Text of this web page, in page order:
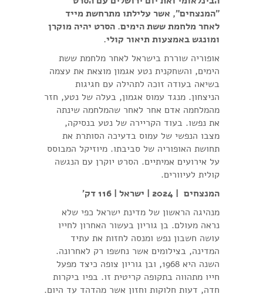
"המנצחים", אשר עלילתו מתרחשת מייד
לאחר מלחמת ששת הימים. הסרט יהיה מוקרן
ומונגש באמצעות תיאור קולי.
אופוריה שוררת בישראל לאחר מלחמת ששת
הימים, והשחקנית נטע אגמון מוצאת את עצמה
בשיאה בעודה זוכה לתהילה עם חגיגות
הניצחון. מנגד עמוס אגמון, בעלה של נטע, חזר
מהמלחמה אדם אחר לאחר שהמלחמה שינתה
את נפשו. בעוד הקריירה של נטע בנסיקה,
מצבו הנפשי של עמוס בדעיכה הסותרת את
תחושת האופוריה של סביבתו. מיוזיקל המבוסס
על אירועים אמיתיים. הסרט יוקרן עם הנגשה
קולית לעיוורים.
המנצחים | 2024 | ישראל | 116 דק'
מנהיגה הראשון של מדינת ישראל כפי שלא
נראה מעולם. בן גוריון בעשור האחרון לחייו
עושה חשבון נפש ומנסה לחזות את עתיד
המדינה, בצילומים אשר נחשפו רק לאחרונה.
השנה היא 1968, ובן גוריון צופה כיצד מפעל
חייו מתהווה בתקופה קריטית זו. בפיו ביקרות
חדה, דעות חלוקות וחזון אשר מהדהד עד היום.